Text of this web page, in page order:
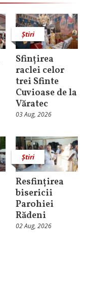
Știri
Sfințirea
raclei celor
trei Sfinte
Cuvioase de la
Văratec
03 Aug, 2026
Știri
Resfințirea
bisericii
Parohiei
Rădeni
02 Aug, 2026